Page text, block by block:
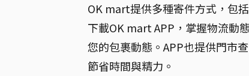
OK mart提供多種寄件方式，包
下載OK mart APP，掌握物流動
您的包裹動態。APP也提供門市
節省時間與精力。